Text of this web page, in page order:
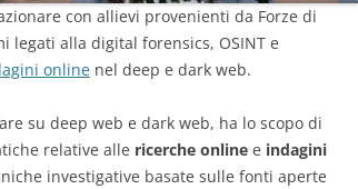
con allievi provenienti da Forze di
legati alla digital forensics, OSINT e
online nel deep e dark web.
su deep web e dark web, ha lo scopo di
relative alle ricerche online e indagini
investigative basate sulle fonti aperte